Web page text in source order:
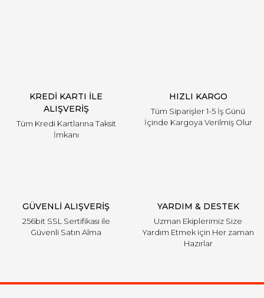
KREDİ KARTI İLE
ALIŞVERİŞ
Tüm Kredi Kartlarına Taksit
İmkanı
HIZLI KARGO
Tüm Siparişler 1-5 İş Günü
İçinde Kargoya Verilmiş Olur
GÜVENLİ ALIŞVERİŞ
256bit SSL Sertifikası ile
Güvenli Satın Alma
YARDIM & DESTEK
Uzman Ekiplerimiz Size
Yardım Etmek için Her zaman
Hazırlar